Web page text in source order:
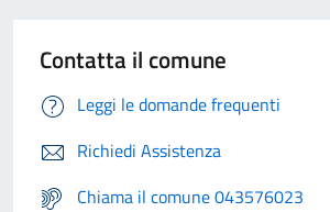
Contatta il comune
Leggi le domande frequenti
Richiedi Assistenza
Chiama il comune 043576023